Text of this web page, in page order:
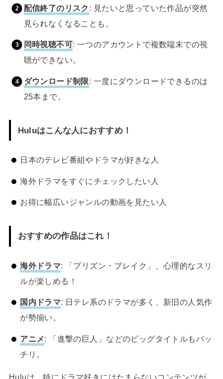
配信終了のリスク : 見たいと思っていた作品が突然
見られなくなることも。
同時視聴不可: 一つのアカウントで複数端末での視
聴ができない。
ダウンロード制限: 一度にダウンロードできるのは
25本まで。
Huluはこんな人におすすめ！
日本のテレビ番組やドラマが好きな人
海外ドラマをすぐにチェックしたい人
お得に幅広いジャンルの動画を見たい人
おすすめの作品はこれ！
海外ドラマ: 「プリズン・ブレイク」、心理的なスリ
ルが楽しめる！
国内ドラマ: 日テレ系のドラマが多く、新旧の人気作
が勢揃い。
アニメ: 「進撃の巨人」などのビッグタイトルもバッ
チリ。